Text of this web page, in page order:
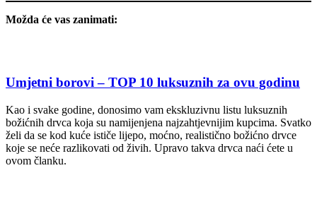
Možda će vas zanimati:
Umjetni borovi – TOP 10 luksuznih za ovu godinu
Kao i svake godine, donosimo vam ekskluzivnu listu luksuznih
božićnih drvca koja su namijenjena najzahtjevnijim kupcima. Svatko
želi da se kod kuće ističe lijepo, moćno, realistično božićno drvce
koje se neće razlikovati od živih. Upravo takva drvca naći ćete u
ovom članku.